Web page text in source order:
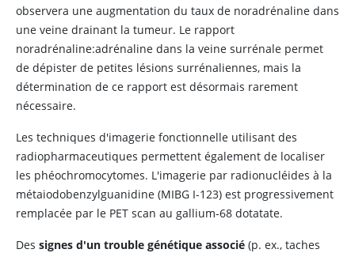
observera une augmentation du taux de noradrénaline dans
une veine drainant la tumeur. Le rapport
noradrénaline:adrénaline dans la veine surrénale permet
de dépister de petites lésions surrénaliennes, mais la
détermination de ce rapport est désormais rarement
nécessaire.
Les techniques d'imagerie fonctionnelle utilisant des
radiopharmaceutiques permettent également de localiser
les phéochromocytomes. L'imagerie par radionucléides à la
métaiodobenzylguanidine (MIBG I-123) est progressivement
remplacée par le PET scan au gallium-68 dotatate.
Des signes d'un trouble génétique associé (p. ex., taches